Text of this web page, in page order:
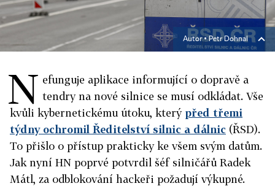
Autor ▪ Petr Dohnal
N efunguje aplikace informující o dopravě a
tendry na nové silnice se musí odkládat. Vše
kvůli kybernetickému útoku, který před třemi
týdny ochromil Ředitelství silnic a dálnic (ŘSD).
To přišlo o přístup prakticky ke všem svým datům.
Jak nyní HN poprvé potvrdil šéf silničářů Radek
Mátl, za odblokování hackeři požadují výkupné.